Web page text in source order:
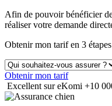
Afin de pouvoir bénéficier
réaliser votre demande
Obtenir mon tarif en 3 étapes
Obtenir mon tarif
Excellent sur eKomi +10